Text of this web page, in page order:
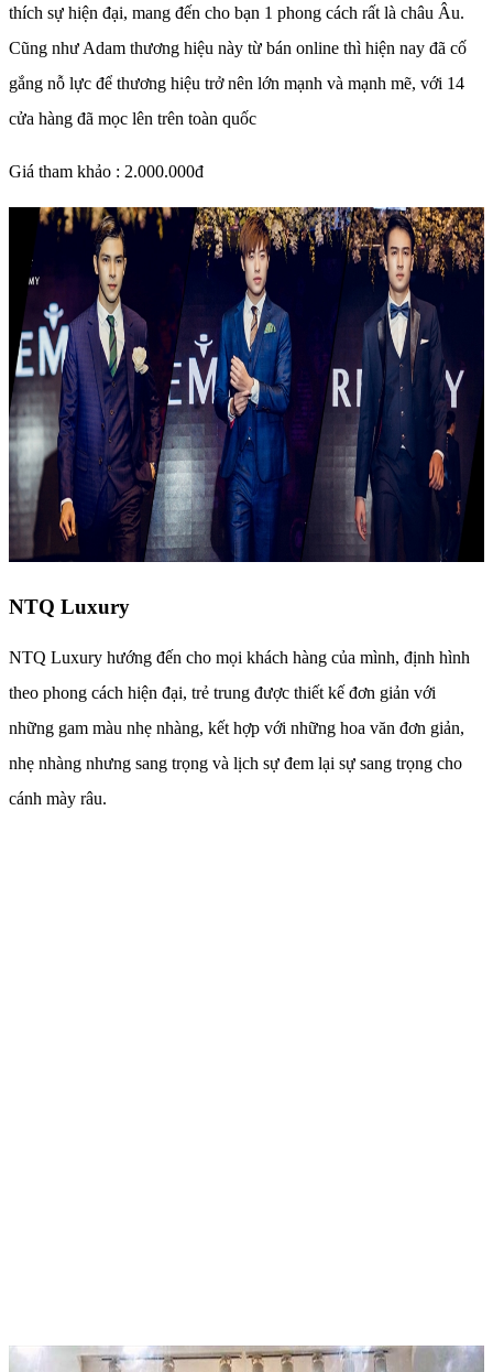
thích sự hiện đại, mang đến cho bạn 1 phong cách rất là châu Âu.
Cũng như Adam thương hiệu này từ bán online thì hiện nay đã cố
gắng nỗ lực để thương hiệu trở nên lớn mạnh và mạnh mẽ, với 14
cửa hàng đã mọc lên trên toàn quốc
Giá tham khảo : 2.000.000đ
NTQ Luxury
NTQ Luxury hướng đến cho mọi khách hàng của mình, định hình
theo phong cách hiện đại, trẻ trung được thiết kế đơn giản với
những gam màu nhẹ nhàng, kết hợp với những hoa văn đơn giản,
nhẹ nhàng nhưng sang trọng và lịch sự đem lại sự sang trọng cho
cánh mày râu.